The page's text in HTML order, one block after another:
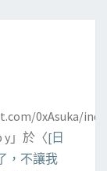
0xAsuka/
y 」於〈[日
，不讓我